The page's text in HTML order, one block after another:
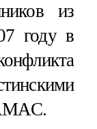
из
году в